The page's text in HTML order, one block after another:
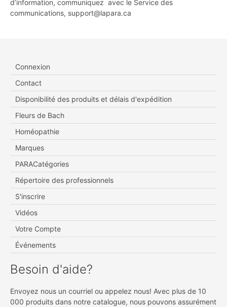
d’information, communiquez avec le Service des
communications, support@lapara.ca
Connexion
Contact
Disponibilité des produits et délais d'expédition
Fleurs de Bach
Homéopathie
Marques
PARACatégories
Répertoire des professionnels
S'inscrire
Vidéos
Votre Compte
Événements
Besoin d'aide?
Envoyez nous un courriel ou appelez nous! Avec plus de 10
000 produits dans notre catalogue, nous pouvons assurément